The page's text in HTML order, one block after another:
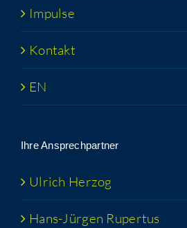
Impul­se
Kon­takt
EN
Ihre Ansprech­part­ner
Ulrich Her­zog
Hans-Jür­­gen Rupertus